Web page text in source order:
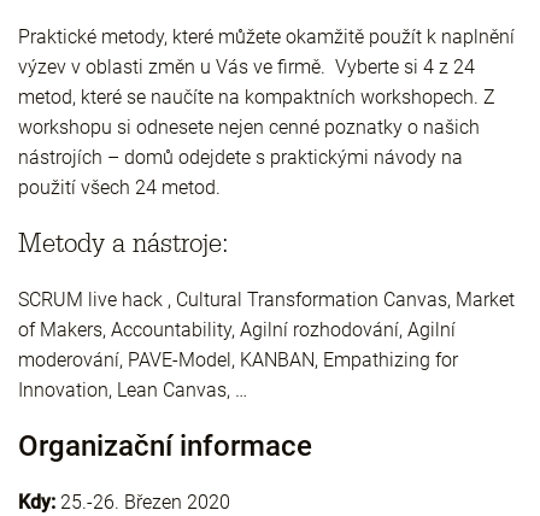
Praktické metody, které můžete okamžitě použít k naplnění
výzev v oblasti změn u Vás ve firmě. Vyberte si 4 z 24
metod, které se naučíte na kompaktních workshopech. Z
workshopu si odnesete nejen cenné poznatky o našich
nástrojích – domů odejdete s praktickými návody na
použití všech 24 metod.
Metody a nástroje:
SCRUM live hack , Cultural Transformation Canvas, Market
of Makers, Accountability, Agilní rozhodování, Agilní
moderování, PAVE-Model, KANBAN, Empathizing for
Innovation, Lean Canvas, …
Organizační informace
Kdy: 25.-26. Březen 2020